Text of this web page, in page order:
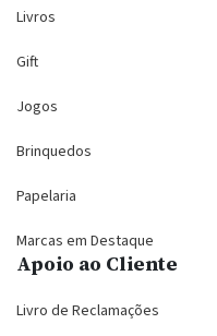
Livros
Gift
Jogos
Brinquedos
Papelaria
Marcas em Destaque
Apoio ao Cliente
Livro de Reclamações